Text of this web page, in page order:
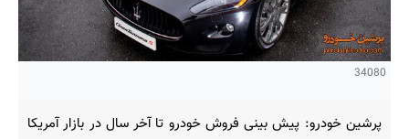
34080
پرشین خودرو: پیش بینی فروش خودرو تا آخر سال در بازار آمریکا